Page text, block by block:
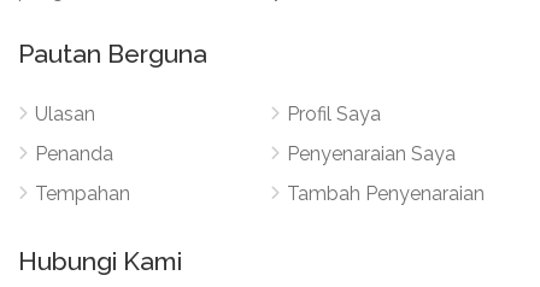
Pautan Berguna
Ulasan
Penanda
Tempahan
Profil Saya
Penyenaraian Saya
Tambah Penyenaraian
Hubungi Kami